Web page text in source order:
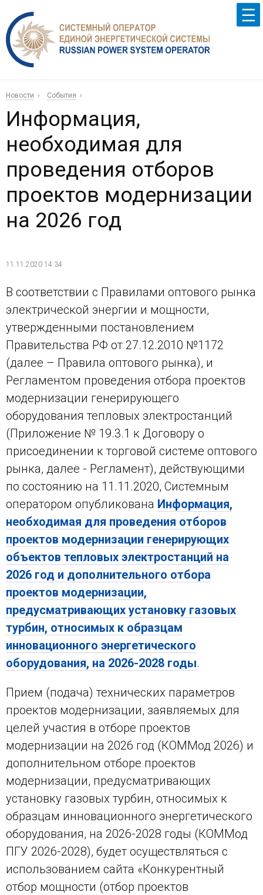
Новости События
Информация,
необходимая для
проведения отборов
проектов модернизации
на 2026 год
11.11.2020 14:34
В соответствии с Правилами оптового рынка
электрической энергии и мощности,
утвержденными постановлением
Правительства РФ от 27.12.2010 №1172
(далее – Правила оптового рынка), и
Регламентом проведения отбора проектов
модернизации генерирующего
оборудования тепловых электростанций
(Приложение № 19.3.1 к Договору о
присоединении к торговой системе оптового
рынка, далее - Регламент), действующими
по состоянию на 11.11.2020, Системным
оператором опубликована Информация,
необходимая для проведения отборов
проектов модернизации генерирующих
объектов тепловых электростанций на
2026 год и дополнительного отбора
проектов модернизации,
предусматривающих установку газовых
турбин, относимых к образцам
инновационного энергетического
оборудования, на 2026-2028 годы.
Прием (подача) технических параметров
проектов модернизации, заявляемых для
целей участия в отборе проектов
модернизации на 2026 год (КОММод 2026) и
дополнительном отборе проектов
модернизации, предусматривающих
установку газовых турбин, относимых к
образцам инновационного энергетического
оборудования, на 2026-2028 годы (КОММод
ПГУ 2026-2028), будет осуществляться с
использованием сайта «Конкурентный
отбор мощности (отбор проектов